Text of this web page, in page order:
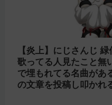
【炎上】にじさんじ
歌ってる人見たこと無
で埋もれてる名曲があ
の文章を投稿し叩かれ